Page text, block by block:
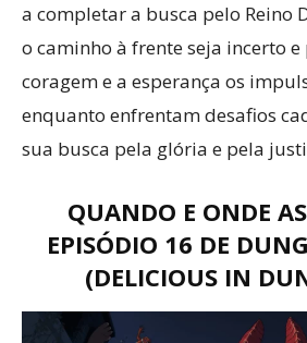
a completar a busca pelo Reino
o caminho à frente seja incerto e
coragem e a esperança os
enquanto enfrentam desafios
sua busca pela glória e pela
QUANDO E ONDE
EPISÓDIO 16 DE
(DELICIOUS IN